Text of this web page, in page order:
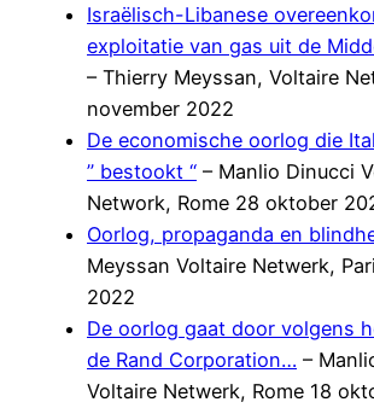
Israëlisch-Libanese
exploitatie van gas uit de
– Thierry Meyssan, Voltaire
november 2022
De economische oorlog die
” bestookt “ – Manlio Dinucci
Network, Rome 28 oktober
Oorlog, propaganda en
Meyssan Voltaire Netwerk,
2022
De oorlog gaat door volgens
de Rand Corporation… –
Voltaire Netwerk, Rome 18